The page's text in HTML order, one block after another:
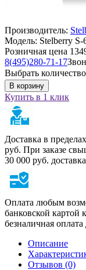
Производитель:
Модель: Stelberry S-
Розничная цена
8(495)280-71-17
Выбрать
В корзину
Купить в 1 клик
Доставка в
руб. При заказе
30 000 руб.
Оплата любым
банковской картой
безналичная
Описание
Отзывов (0)